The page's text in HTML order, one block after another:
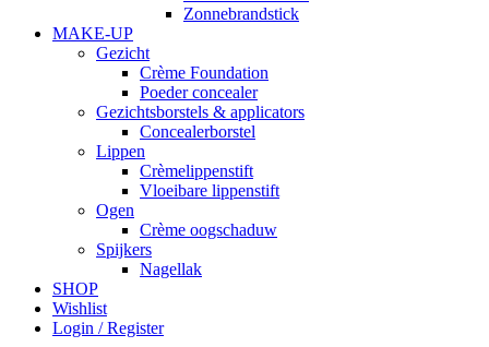
Zonnebrandstick
MAKE-UP
Gezicht
Crème Foundation
Poeder concealer
Gezichtsborstels & applicators
Concealerborstel
Lippen
Crèmelippenstift
Vloeibare lippenstift
Ogen
Crème oogschaduw
Spijkers
Nagellak
SHOP
Wishlist
Login / Register